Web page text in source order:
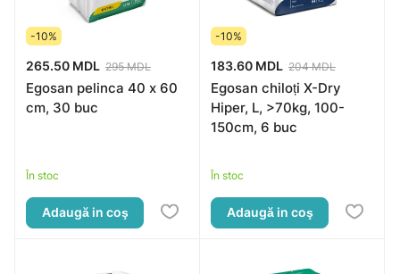
-10%
265.50 MDL 295 MDL
Egosan pelinca 40 x 60
cm, 30 buc
În stoc
Adaugă in coş
-10%
183.60 MDL 204 MDL
Egosan chiloți X-Dry
Hiper, L, >70kg, 100-
150cm, 6 buc
În stoc
Adaugă in coş